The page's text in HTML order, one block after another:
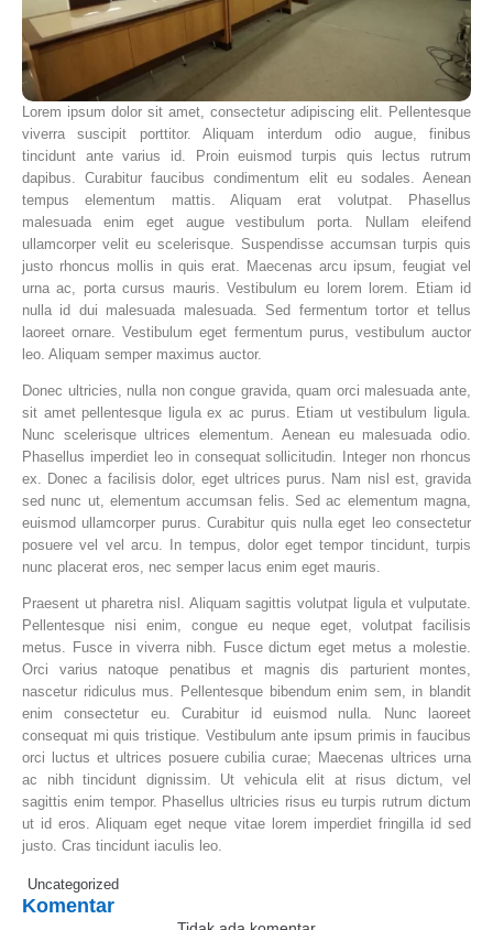
Lorem ipsum dolor sit amet, consectetur adipiscing elit. Pellentesque
viverra suscipit porttitor. Aliquam interdum odio augue, finibus
tincidunt ante varius id. Proin euismod turpis quis lectus rutrum
dapibus. Curabitur faucibus condimentum elit eu sodales. Aenean
tempus elementum mattis. Aliquam erat volutpat. Phasellus
malesuada enim eget augue vestibulum porta. Nullam eleifend
ullamcorper velit eu scelerisque. Suspendisse accumsan turpis quis
justo rhoncus mollis in quis erat. Maecenas arcu ipsum, feugiat vel
urna ac, porta cursus mauris. Vestibulum eu lorem lorem. Etiam id
nulla id dui malesuada malesuada. Sed fermentum tortor et tellus
laoreet ornare. Vestibulum eget fermentum purus, vestibulum auctor
leo. Aliquam semper maximus auctor.
Donec ultricies, nulla non congue gravida, quam orci malesuada ante,
sit amet pellentesque ligula ex ac purus. Etiam ut vestibulum ligula.
Nunc scelerisque ultrices elementum. Aenean eu malesuada odio.
Phasellus imperdiet leo in consequat sollicitudin. Integer non rhoncus
ex. Donec a facilisis dolor, eget ultrices purus. Nam nisl est, gravida
sed nunc ut, elementum accumsan felis. Sed ac elementum magna,
euismod ullamcorper purus. Curabitur quis nulla eget leo consectetur
posuere vel vel arcu. In tempus, dolor eget tempor tincidunt, turpis
nunc placerat eros, nec semper lacus enim eget mauris.
Praesent ut pharetra nisl. Aliquam sagittis volutpat ligula et vulputate.
Pellentesque nisi enim, congue eu neque eget, volutpat facilisis
metus. Fusce in viverra nibh. Fusce dictum eget metus a molestie.
Orci varius natoque penatibus et magnis dis parturient montes,
nascetur ridiculus mus. Pellentesque bibendum enim sem, in blandit
enim consectetur eu. Curabitur id euismod nulla. Nunc laoreet
consequat mi quis tristique. Vestibulum ante ipsum primis in faucibus
orci luctus et ultrices posuere cubilia curae; Maecenas ultrices urna
ac nibh tincidunt dignissim. Ut vehicula elit at risus dictum, vel
sagittis enim tempor. Phasellus ultricies risus eu turpis rutrum dictum
ut id eros. Aliquam eget neque vitae lorem imperdiet fringilla id sed
justo. Cras tincidunt iaculis leo.
Uncategorized
Komentar